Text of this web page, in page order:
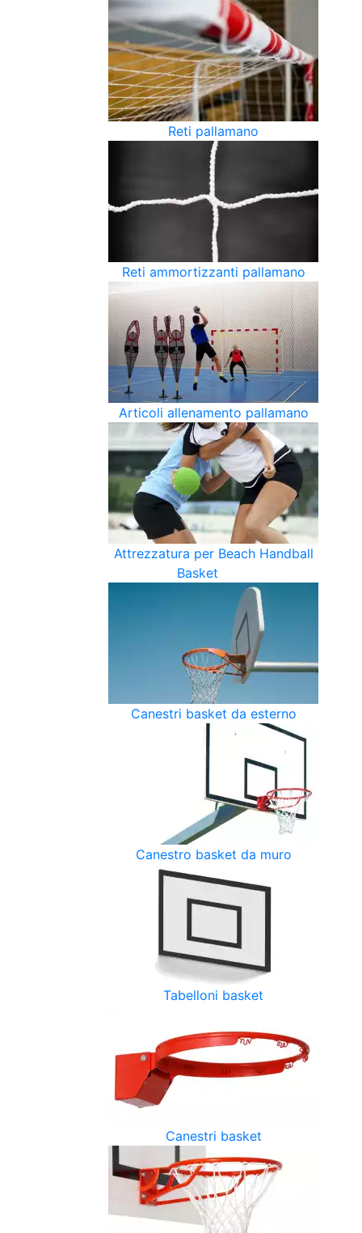
Reti pallamano
Reti ammortizzanti pallamano
Articoli allenamento pallamano
Attrezzatura per Beach Handball
Basket
Canestri basket da esterno
Canestro basket da muro
Tabelloni basket
Canestri basket